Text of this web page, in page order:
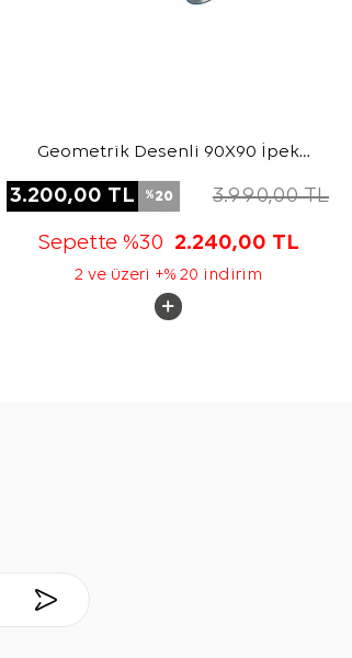
Geometrik Desenli 90X90 İpek
3.200,00 TL %20 3.990,00TL
Sepette %30 2.240,00 TL
2 ve üzeri +% 20 indirim